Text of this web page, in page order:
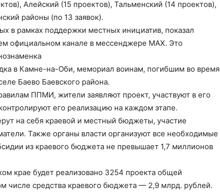
Алейский (15 проектов), Тальменский (14 проектов),
районы (по 13 заявок).
в рамках поддержки местных инициатив, показал
официальном канале в мессенджере МАХ. Это
в Камне-на-Оби, мемориал воинам, погибшим во время
Баево Баевского района.
ППМИ, жители заявляют проект, участвуют в его
его реализацию на каждом этапе.
на себя краевой и местный бюджеты, участие
Также органы власти организуют все необходимые
из краевого бюджета не превышает 1,7 миллионов
крае будет реализовано 3254 проекта общей
числе средства краевого бюджета — 2,9 млрд. рублей.